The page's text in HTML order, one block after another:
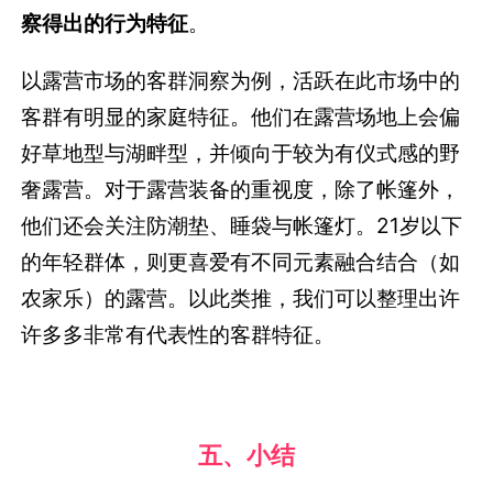
察得出的行为特征。
以露营市场的客群洞察为例，活跃在此市场中的
客群有明显的家庭特征。他们在露营场地上会偏
好草地型与湖畔型，并倾向于较为有仪式感的野
奢露营。对于露营装备的重视度，除了帐篷外，
他们还会关注防潮垫、睡袋与帐篷灯。21岁以下
的年轻群体，则更喜爱有不同元素融合结合（如
农家乐）的露营。以此类推，我们可以整理出许
许多多非常有代表性的客群特征。
五、小结